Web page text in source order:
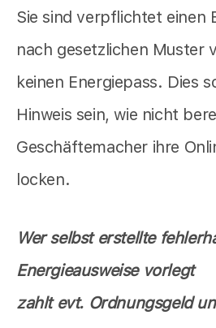
Sie sind verpflichtet einen
nach gesetzlichen Muster
keinen Energiepass. Dies
Hinweis sein, wie nicht
Geschäftemacher ihre
locken.
Wer selbst erstellte
Energieausweise vorlegt
zahlt evt. Ordnungsgeld